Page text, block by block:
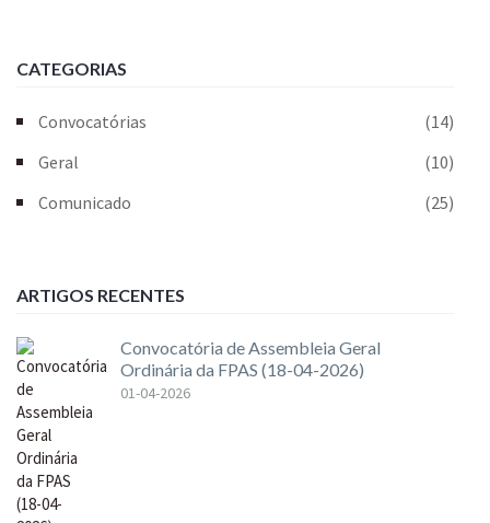
CATEGORIAS
Convocatórias
(14)
Geral
(10)
Comunicado
(25)
ARTIGOS RECENTES
Convocatória de Assembleia Geral
Ordinária da FPAS (18-04-2026)
01-04-2026